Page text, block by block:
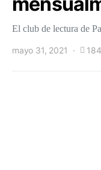
El club de lectura de
mayo 31, 2021